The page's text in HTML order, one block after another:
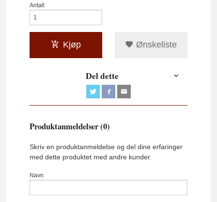
Antall
Kjøp Ønskeliste
Del dette
Produktanmeldelser (0)
Skriv en produktanmeldelse og del dine erfaringer
med dette produktet med andre kunder.
Navn